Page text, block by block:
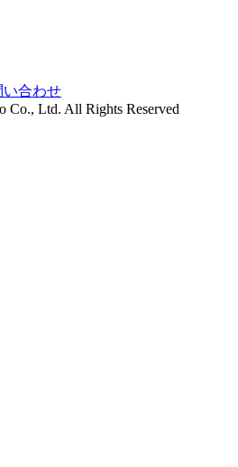
い合わせ
Co., Ltd. All Rights Reserved